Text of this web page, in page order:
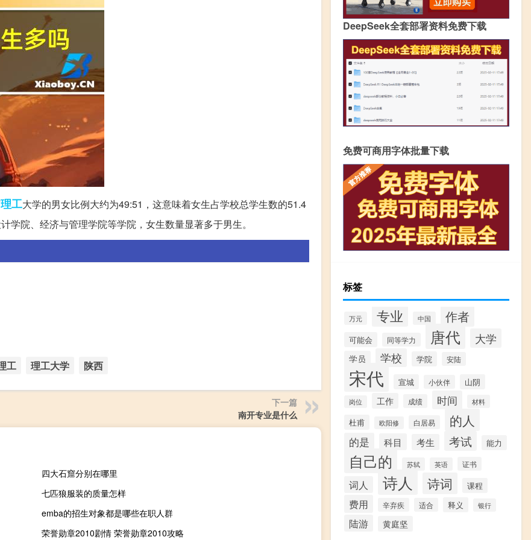
理工大学的男女比例大约为49:51，这意味着女生占学校总学生数的51.4
院、经济与管理学院等学院，女生数量显著多于男生。
工 理工大学 陕西
下一篇
南开专业是什么
四大石窟分别在哪里
七匹狼服装的质量怎样
emba的招生对象都是哪些在职人群
荣誉勋章2010剧情 荣誉勋章2010攻略
DeepSeek全套部署资料免费下载
免费可商用字体批量下载
标签
万元 专业 中国 作者
可能会 同等学力 唐代 大学
学员 学校 学院 安陆
宋代 宣城 小伙伴 山阴
岗位 工作 成绩 时间 材料
杜甫 欧阳修 白居易 的人
的是 科目 考生 考试 能力
自己的 苏轼 英语 证书
词人 诗人 诗词 课程
费用 辛弃疾 适合 释义 银行
陆游 黄庭坚